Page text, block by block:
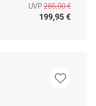
UVP 285,00 €
199,95 €